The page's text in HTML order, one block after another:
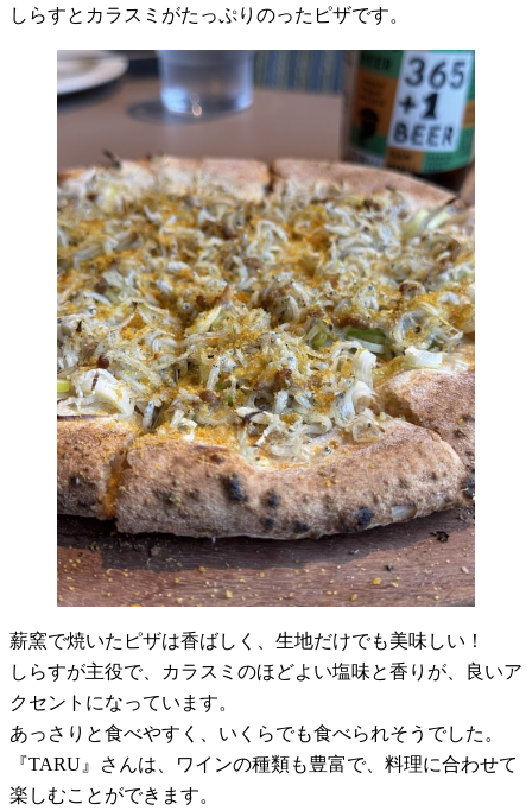
しらすとカラスミがたっぷりのったピザです。
薪窯で焼いたピザは香ばしく、生地だけでも美味しい！
しらすが主役で、カラスミのほどよい塩味と香りが、良いア
クセントになっています。
あっさりと食べやすく、いくらでも食べられそうでした。
『TARU』さんは、ワインの種類も豊富で、料理に合わせて
楽しむことができます。